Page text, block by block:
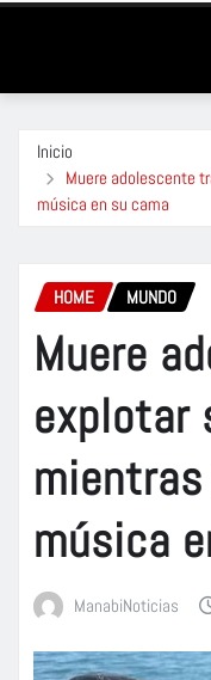
Inicio
Muere adolescente
música en su cama
HOME MUNDO
Muere
explotar
música
ManabiNoticias